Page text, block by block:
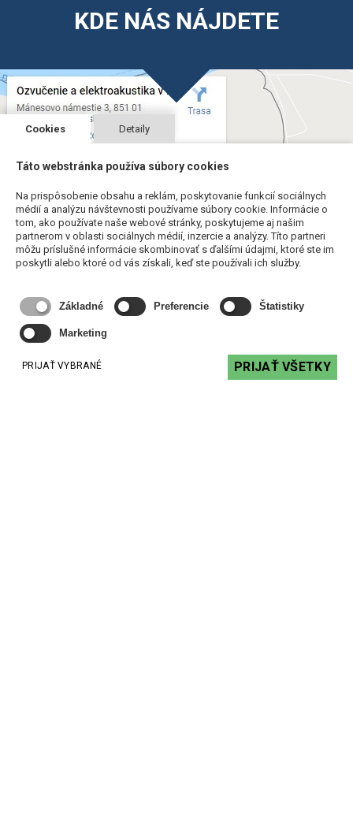
KDE NÁS NÁJDETE
Cookies Detaily
Táto webstránka používa súbory cookies
Na prispôsobenie obsahu a reklám, poskytovanie funkcií sociálnych
médií a analýzu návštevnosti používame súbory cookie. Informácie o
tom, ako používate naše webové stránky, poskytujeme aj našim
partnerom v oblasti sociálnych médií, inzercie a analýzy. Títo partneri
môžu príslušné informácie skombinovať s ďalšími údajmi, ktoré ste im
poskytli alebo ktoré od vás získali, keď ste používali ich služby.
Základné Preferencie Štatistiky
Marketing
PRIJAŤ VYBRANÉ PRIJAŤ VŠETKY